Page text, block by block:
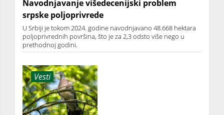
Navodnjavanje višedecenijski problem
srpske poljoprivrede
U Srbiji je tokom 2024. godine navodnjavano 48.668 hektara
poljoprivrednih površina, što je za 2,3 odsto više nego u
prethodnoj godini.
Vesti